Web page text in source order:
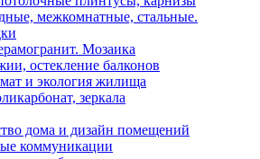
межкомнатные, стальные.
Мозаика
остекление балконов
и экология жилища
зеркала
дома и дизайн помещений
коммуникации